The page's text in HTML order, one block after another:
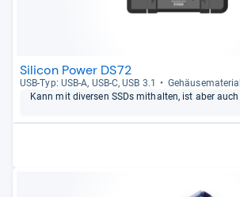
Silicon Power DS72
USB-​Typ: USB-​A, USB-​C, USB 3.1
Kann mit diver­sen SSDs mit­hal­ten, ist aber